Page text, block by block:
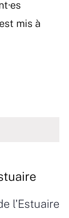
mis à
l'Estuaire